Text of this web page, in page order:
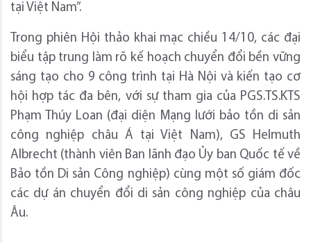
tại Việt Nam”.
Trong phiên Hội thảo khai mạc chiều 14/10, các đại
biểu tập trung làm rõ kế hoạch chuyển đổi bền vững
sáng tạo cho 9 công trình tại Hà Nội và kiến tạo cơ
hội hợp tác đa bên, với sự tham gia của PGS.TS.KTS
Phạm Thúy Loan (đại diện Mạng lưới bảo tồn di sản
công nghiệp châu Á tại Việt Nam), GS Helmuth
Albrecht (thành viên Ban lãnh đạo Ủy ban Quốc tế về
Bảo tồn Di sản Công nghiệp) cùng một số giám đốc
các dự án chuyển đổi di sản công nghiệp của châu
Âu.